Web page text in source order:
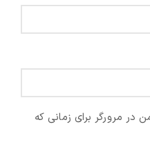
در مرورگر برای زمانی که